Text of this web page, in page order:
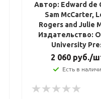
Автор: Edward de
Sam McCarter,
Rogers and Julie
Издательство:
University
2 060 руб./
Есть в